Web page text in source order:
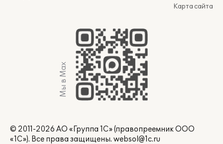
Карта сайта
Мы в Max
© 2011-2026 АО «Группа 1С» (правопреемник ООО
«1С»). Все права защищены. websol@1c.ru